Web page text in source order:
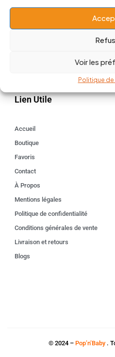
Voir les
Politique
Mode Fille
Lien Utile
Accueil
Boutique
Favoris
Contact
À Propos
Mentions légales
Politique de confidentialité
Conditions générales de vente
Livraison et retours
Blogs
© 2024 – Pop’n’Baby.